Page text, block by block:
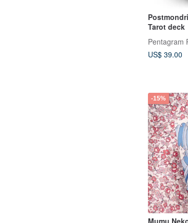
Tarot deck
Pentagram
US$ 39.00
-15%